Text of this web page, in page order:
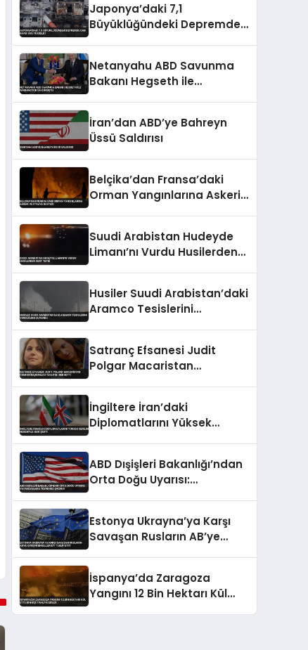
Japonya’daki 7,1
Büyüklüğündeki Depremde
Netanyahu ABD Savunma
Bakanı Hegseth ile
İran’dan ABD’ye Bahreyn
Üssü Saldırısı
Belçika’dan Fransa’daki
Orman Yangınlarına Askeri
Suudi Arabistan Hudeyde
Limanı’nı Vurdu Husilerden
Husiler Suudi Arabistan’daki
Aramco Tesislerini
Satranç Efsanesi Judit
Polgar Macaristan
İngiltere İran’daki
Diplomatlarını Yüksek
ABD Dışişleri Bakanlığı’ndan
Orta Doğu Uyarısı:
Estonya Ukrayna’ya Karşı
Savaşan Rusların AB’ye
İspanya’da Zaragoza
Yangını 12 Bin Hektarı Kül